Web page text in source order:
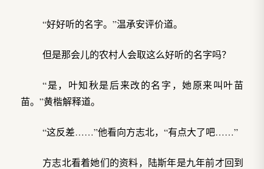
“好好听的名字。”温承安评价道。
但是那会儿的农村人会取这么好听的名字吗？
“是，叶知秋是后来改的名字，她原来叫叶苗
苗。”黄楷解释道。
“这反差……”他看向方志北，“有点大了吧……”
方志北看着她们的资料，陆斯年是九年前才回到